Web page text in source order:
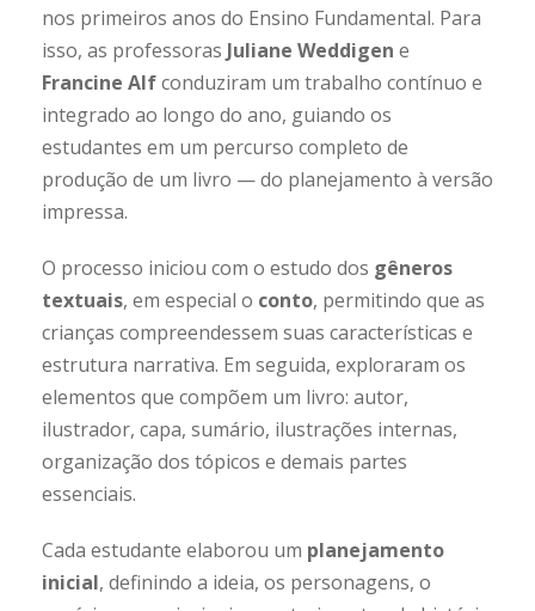
nos primeiros anos do Ensino Fundamental. Para
isso, as professoras Juliane Weddigen e
Francine Alfconduziram um trabalho contínuo e
integrado ao longo do ano, guiando os
estudantes em um percurso completo de
produção de um livro — do planejamento à versão
impressa.
O processo iniciou com o estudo dos gêneros
textuais, em especial o conto, permitindo que as
crianças compreendessem suas características e
estrutura narrativa. Em seguida, exploraram os
elementos que compõem um livro: autor,
ilustrador, capa, sumário, ilustrações internas,
organização dos tópicos e demais partes
essenciais.
Cada estudante elaborou um planejamento
inicial, definindo a ideia, os personagens, o